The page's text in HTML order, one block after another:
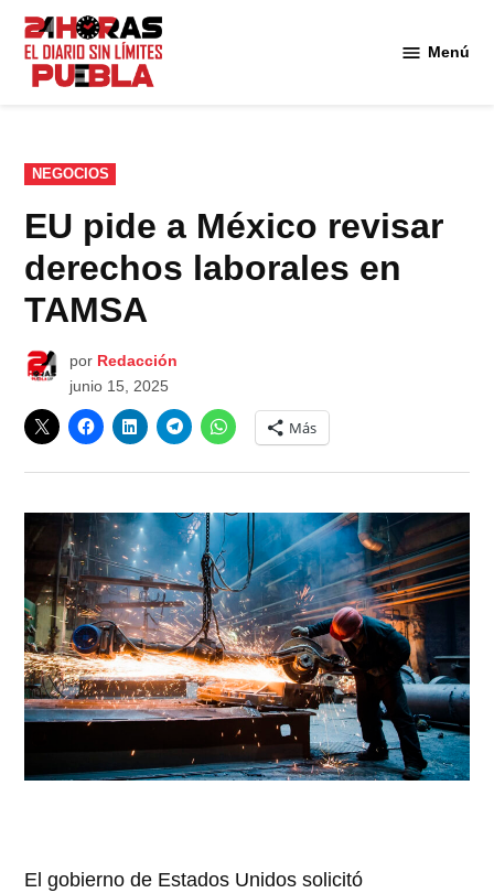
Saltar
contenido
Menú
PUBLICADO
EN
NEGOCIOS
EU pide a México revisar
derechos laborales en
TAMSA
por Redacción
junio 15, 2025
Más
El gobierno de Estados Unidos solicitó